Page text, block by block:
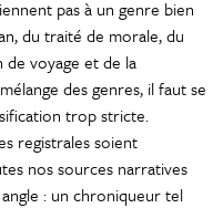
pas à un genre bien
du traité de morale, du
voyage et de la
des genres, il faut se
trop stricte.
registrales soient
nos sources narratives
: un chroniqueur tel